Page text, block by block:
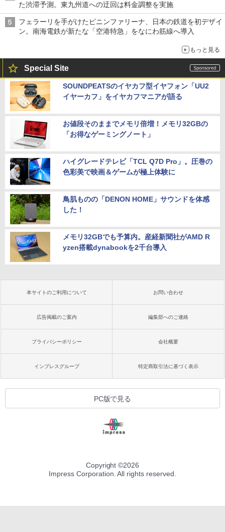
た渋滞予測。東九州道への迂回は料金調整を実施
フェラーリを手がけたピニンファリーナ、日本の鉄道を初デザイ
ン。南海電鉄が新たな「空港特急」をなにわ筋線へ導入
もっと見る
Special Site
SOUNDPEATSのイヤカフ型イヤフォン「UU2
イヤーカフ」をイヤカフマニアが語る
お値段そのままでメモリ倍増！メモリ32GBの
「お得なゲーミングノート」
ハイグレードテレビ「TCL Q7D Pro」。圧巻の
色彩美で映画＆ゲームが極上体験に
鳥肌ものの「DENON HOME」サウンドを体感
した！
メモリ32GBでも予算内。産経新聞社がAMD R
yzen搭載dynabookを2千台導入
本サイトのご利用について お問い合わせ
広告掲載のご案内 編集部へのご連絡
プライバシーポリシー 会社概要
インプレスグループ 特定商取引法に基づく表示
PC版で見る
Copyright ©2026
Impress Corporation. All rights reserved.